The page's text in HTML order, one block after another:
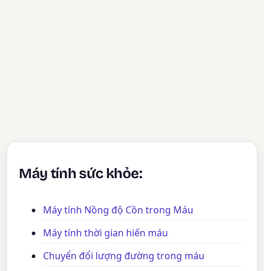
Máy tính sức khỏe:
Máy tính Nồng độ Cồn trong Máu
Máy tính thời gian hiến máu
Chuyển đổi lượng đường trong máu